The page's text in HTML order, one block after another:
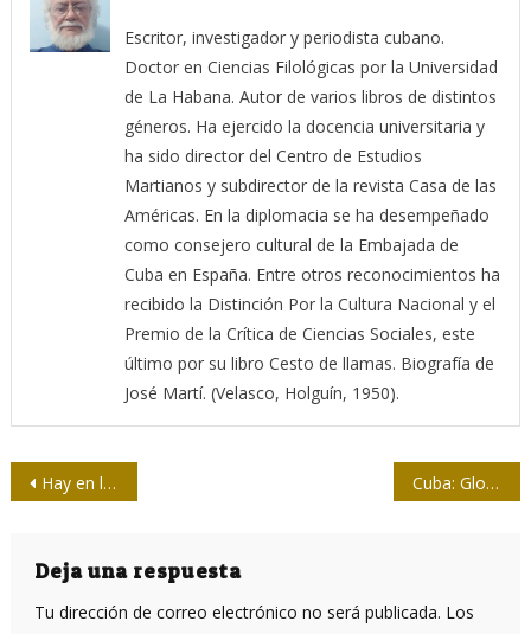
Escritor, investigador y periodista cubano.
Doctor en Ciencias Filológicas por la Universidad
de La Habana. Autor de varios libros de distintos
géneros. Ha ejercido la docencia universitaria y
ha sido director del Centro de Estudios
Martianos y subdirector de la revista Casa de las
Américas. En la diplomacia se ha desempeñado
como consejero cultural de la Embajada de
Cuba en España. Entre otros reconocimientos ha
recibido la Distinción Por la Cultura Nacional y el
Premio de la Crítica de Ciencias Sociales, este
último por su libro Cesto de llamas. Biografía de
José Martí. (Velasco, Holguín, 1950).
Navegación
entradas
Hay en la prensa cuatro errores recurrentes cuando se refiere a procesos de la vida Cuba: Globalizar la solidaridad
Deja una respuesta
Tu dirección de correo electrónico no será publicada. Los